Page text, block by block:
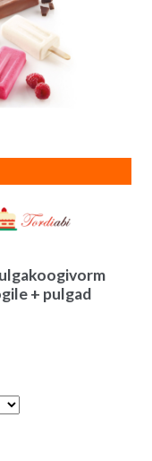
+ pulgad